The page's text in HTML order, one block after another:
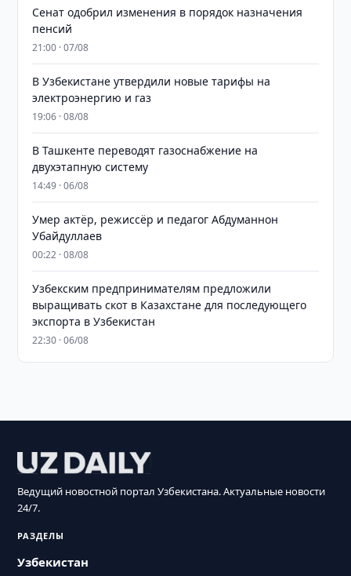
Сенат одобрил изменения в порядок назначения
пенсий
21:00 · 07/08
В Узбекистане утвердили новые тарифы на
электроэнергию и газ
19:06 · 08/08
В Ташкенте переводят газоснабжение на
двухэтапную систему
14:49 · 06/08
Умер актёр, режиссёр и педагог Абдуманнон
Убайдуллаев
00:22 · 08/08
Узбекским предпринимателям предложили
выращивать скот в Казахстане для последующего
экспорта в Узбекистан
22:30 · 06/08
Ведущий новостной портал Узбекистана. Актуальные новости
24/7.
РАЗДЕЛЫ
Узбекистан